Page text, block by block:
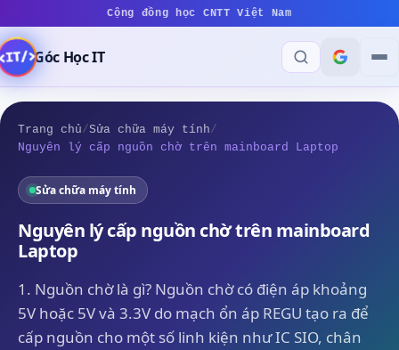
Cộng đồng học CNTT Việt Nam
Góc Học IT
Trang chủ/Sửa chữa máy tính/
Nguyên lý cấp nguồn chờ trên mainboard Laptop
Sửa chữa máy tính
Nguyên lý cấp nguồn chờ trên mainboard
Laptop
1. Nguồn chờ là gì? Nguồn chờ có điện áp khoảng
5V hoặc 5V và 3.3V do mạch ổn áp REGU tạo ra để
cấp nguồn cho một số linh kiện như IC SIO, chân